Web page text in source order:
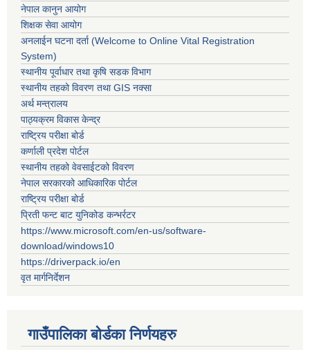
नेपाल कानुन आयोग
शिक्षक सेवा आयोग
अनलाईन घटना दर्ता (Welcome to Online Vital Registration
System)
स्थानीय पूर्वाधार तथा कृषि सडक विभाग
स्थानीय तहको विवरण तथा GIS नक्सा
अर्थ मन्त्रालय
पाठ्यक्रम विकास केन्द्र
राष्ट्रिय परीक्षा बोर्ड
कर्णाली प्रदेश पोर्टल
स्थानीय तहको वेवसाईटको विवरण
नेपाल सरकारको आधिकारिक पोर्टल
राष्ट्रिय परीक्षा बोर्ड
प्रिती फन्ट बाट युनिकोड कन्भर्रटर
https://www.microsoft.com/en-us/software-
download/windows10
https://driverpack.io/en
वृत मार्गनिर्देशन
गाउँपालिका बोर्डका निर्णयहरु